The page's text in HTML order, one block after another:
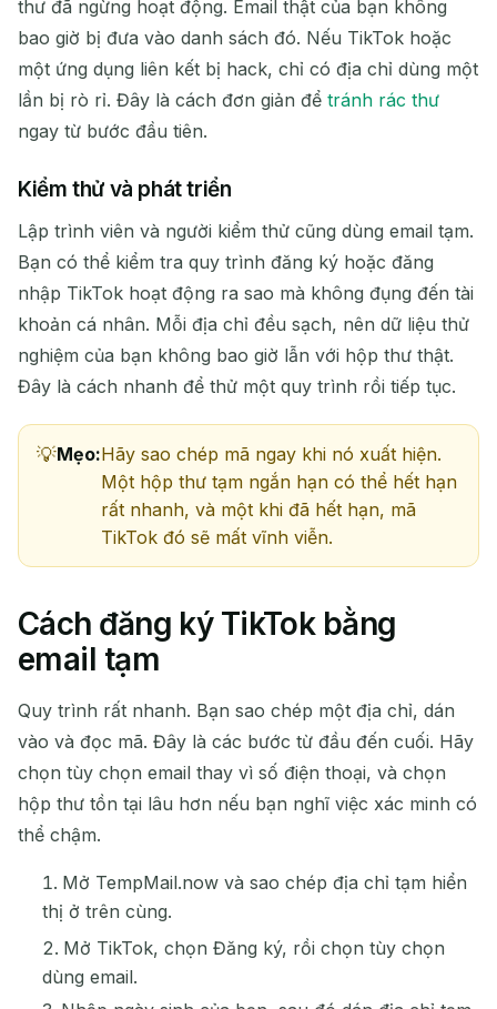
Làm mới
thư đã ngừng hoạt động. Email thật của bạn không
bao giờ bị đưa vào danh sách đó. Nếu TikTok hoặc
một ứng dụng liên kết bị hack, chỉ có địa chỉ dùng một
lần bị rò rỉ. Đây là cách đơn giản để tránh rác thư
ngay từ bước đầu tiên.
Kiểm thử và phát triển
Lập trình viên và người kiểm thử cũng dùng email tạm.
Bạn có thể kiểm tra quy trình đăng ký hoặc đăng
nhập TikTok hoạt động ra sao mà không đụng đến tài
khoản cá nhân. Mỗi địa chỉ đều sạch, nên dữ liệu thử
nghiệm của bạn không bao giờ lẫn với hộp thư thật.
Đây là cách nhanh để thử một quy trình rồi tiếp tục.
Mẹo:Hãy sao chép mã ngay khi nó xuất hiện.
Một hộp thư tạm ngắn hạn có thể hết hạn
rất nhanh, và một khi đã hết hạn, mã
TikTok đó sẽ mất vĩnh viễn.
Cách đăng ký TikTok bằng
email tạm
Quy trình rất nhanh. Bạn sao chép một địa chỉ, dán
vào và đọc mã. Đây là các bước từ đầu đến cuối. Hãy
chọn tùy chọn email thay vì số điện thoại, và chọn
hộp thư tồn tại lâu hơn nếu bạn nghĩ việc xác minh có
thể chậm.
Mở TempMail.now và sao chép địa chỉ tạm hiển
thị ở trên cùng.
Mở TikTok, chọn Đăng ký, rồi chọn tùy chọn
dùng email.